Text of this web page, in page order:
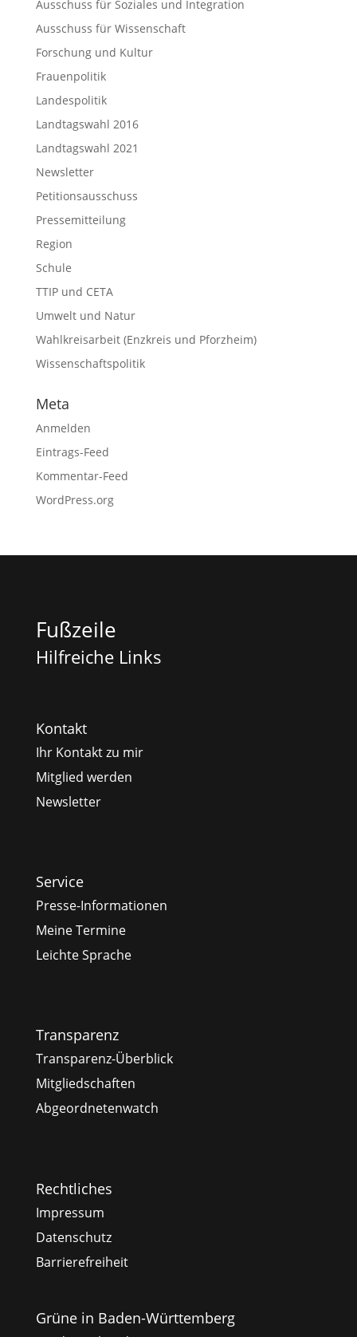
Ausschuss für Soziales und Integration
Ausschuss für Wissenschaft
Forschung und Kultur
Frauenpolitik
Landespolitik
Landtagswahl 2016
Landtagswahl 2021
Newsletter
Petitionsausschuss
Pressemitteilung
Region
Schule
TTIP und CETA
Umwelt und Natur
Wahlkreisarbeit (Enzkreis und Pforzheim)
Wissenschaftspolitik
Meta
Anmelden
Eintrags-Feed
Kommentar-Feed
WordPress.org
Fußzeile
Hilfreiche Links
Kontakt
Ihr Kontakt zu mir
Mitglied werden
Newsletter
Service
Presse-Informationen
Meine Termine
Leichte Sprache
Transparenz
Transparenz-Überblick
Mitgliedschaften
Abgeordnetenwatch
Rechtliches
Impressum
Datenschutz
Barrierefreiheit
Grüne in Baden-Württemberg